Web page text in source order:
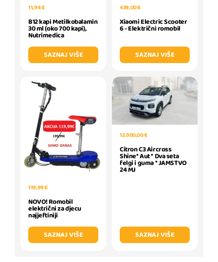
11,94 €
B12 kapi Metilkobalamin
30 ml (oko 700 kapi),
Nutrimedica
SAZNAJ VIŠE
439,00 €
Xiaomi Electric Scooter
6 - Električni romobil
SAZNAJ VIŠE
119,99 €
NOVO! Romobil
električni za djecu
najjeftiniji
SAZNAJ VIŠE
12.900,00 €
Citron C3 Aircross
Shine* Aut * Dva seta
felgi i guma * JAMSTVO
24 MJ
SAZNAJ VIŠE